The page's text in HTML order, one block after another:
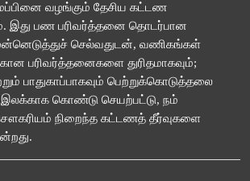
வழங்கும் தேசிய கட்டண
இது பண பரிவர்த்தனை தொடர்பான
செல்வதுடன், வணிகங்கள்
பரிவர்த்தனைகளை துரிதமாகவும்;
பாதுகாப்பாகவும் பெற்றுக்கொடுத்தலை
கொண்டு செயற்பட்டு, நம்
நிறைந்த கட்டணத் தீர்வுகளை